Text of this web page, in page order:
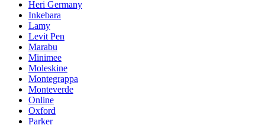
Heri Germany
Inkebara
Lamy
Levit Pen
Marabu
Minimee
Moleskine
Montegrappa
Monteverde
Online
Oxford
Parker